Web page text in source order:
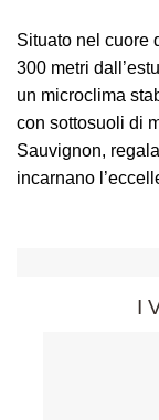
Situato nel cuore
300 metri
un microclima
con sottosuoli di
Sauvignon,
incarnano
I